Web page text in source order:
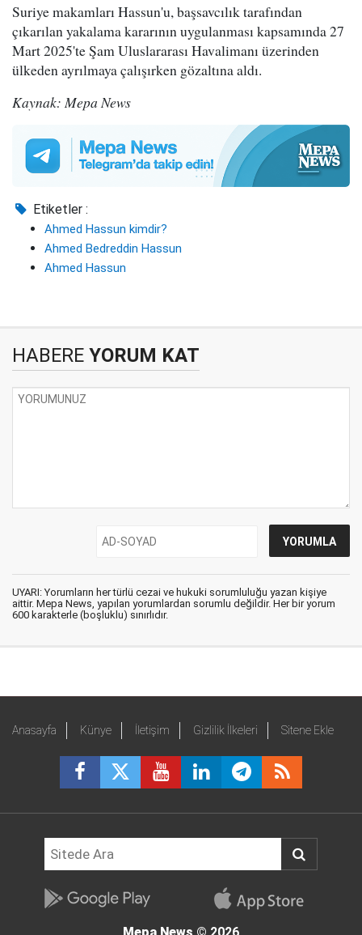
Suriye makamları Hassun'u, başsavcılık tarafından
çıkarılan yakalama kararının uygulanması kapsamında 27
Mart 2025'te Şam Uluslararası Havalimanı üzerinden
ülkeden ayrılmaya çalışırken gözaltına aldı.
Kaynak: Mepa News
Etiketler :
Ahmed Hassun kimdir?
Ahmed Bedreddin Hassun
Ahmed Hassun
HABERE YORUM KAT
UYARI: Yorumların her türlü cezai ve hukuki sorumluluğu yazan kişiye
aittir. Mepa News, yapılan yorumlardan sorumlu değildir. Her bir yorum
600 karakterle (boşluklu) sınırlıdır.
Anasayfa Künye İletişim Gizlilik İlkeleri Sitene Ekle